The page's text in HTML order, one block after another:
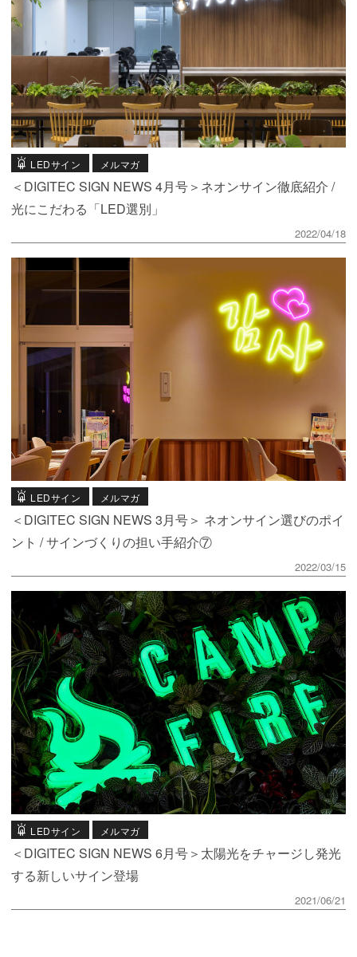
LEDサイン メルマガ
＜DIGITEC SIGN NEWS 4月号＞ネオンサイン徹底紹介 /
光にこだわる「LED選別」
2022/04/18
LEDサイン メルマガ
＜DIGITEC SIGN NEWS 3月号＞ ネオンサイン選びのポイ
ント / サインづくりの担い手紹介⑦
2022/03/15
LEDサイン メルマガ
＜DIGITEC SIGN NEWS 6月号＞太陽光をチャージし発光
する新しいサイン登場
2021/06/21